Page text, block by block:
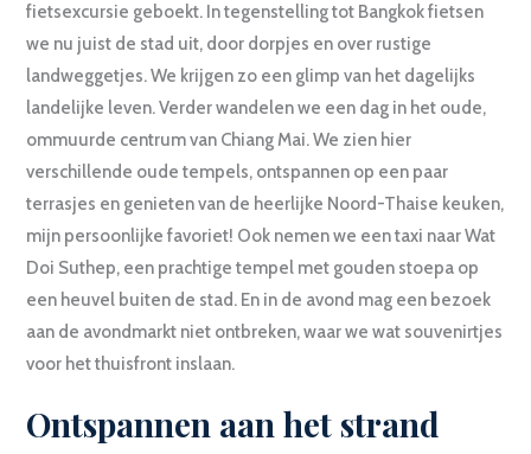
fietsexcursie geboekt. In tegenstelling tot Bangkok fietsen
we nu juist de stad uit, door dorpjes en over rustige
landweggetjes. We krijgen zo een glimp van het dagelijks
landelijke leven. Verder wandelen we een dag in het oude,
ommuurde centrum van Chiang Mai. We zien hier
verschillende oude tempels, ontspannen op een paar
terrasjes en genieten van de heerlijke Noord-Thaise keuken,
mijn persoonlijke favoriet! Ook nemen we een taxi naar Wat
Doi Suthep, een prachtige tempel met gouden stoepa op
een heuvel buiten de stad. En in de avond mag een bezoek
aan de avondmarkt niet ontbreken, waar we wat souvenirtjes
voor het thuisfront inslaan.
Ontspannen aan het strand